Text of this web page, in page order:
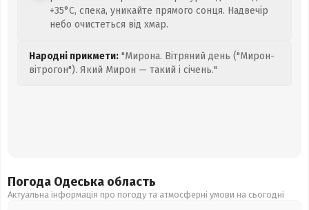
+35°C, спека, уникайте прямого сонця. Надвечір
небо очистеться від хмар.
Народні прикмети: "Мирона. Вітряний день ("Мирон-
вітрогон"). Який Мирон — такий і січень."
Погода Одеська область
Актуальна інформація про погоду та атмосферні умови на сьогодні